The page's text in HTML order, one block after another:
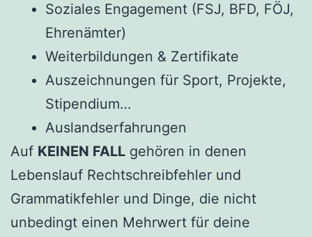
Soziales Engagement (FSJ, BFD, FÖJ,
Ehrenämter)
Weiterbildungen & Zertifikate
Auszeichnungen für Sport, Projekte,
Stipendium…
Auslandserfahrungen
Auf KEINEN FALL gehören in denen
Lebenslauf Rechtschreibfehler und
Grammatikfehler und Dinge, die nicht
unbedingt einen Mehrwert für deine